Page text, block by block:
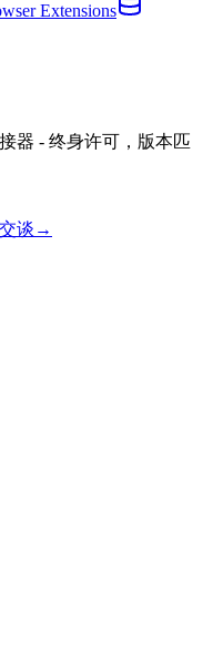
Extensions
器 - 终身许可，版本匹
谈 →